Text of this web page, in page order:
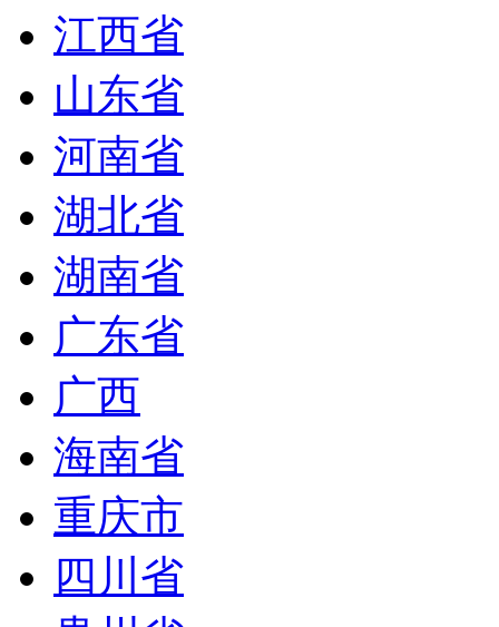
江西省
山东省
河南省
湖北省
湖南省
广东省
广西
海南省
重庆市
四川省